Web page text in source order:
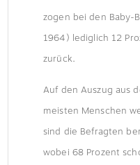
zogen bei den Baby-
1964) lediglich 12
zurück.
Auf den Auszug aus
meisten Menschen
sind die Befragten
wobei 68 Prozent